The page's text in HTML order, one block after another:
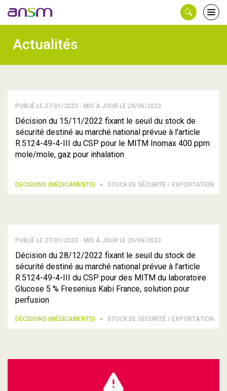
le
Actualités
PUBLIÉ LE 27/01/2023 - MIS À JOUR LE 29/06/2023
Décision du 15/11/2022 fixant le seuil du stock de
sécurité destiné au marché national prévue à l'article
R.5124-49-4-III du CSP pour le MITM Inomax 400 ppm
mole/mole, gaz pour inhalation
DÉCISIONS (MÉDICAMENTS) STOCK DE SÉCURITÉ / EXPORTATION
PUBLIÉ LE 27/01/2023 - MIS À JOUR LE 29/06/2023
Décision du 28/12/2022 fixant le seuil du stock de
sécurité destiné au marché national prévue à l'article
R.5124-49-4-III du CSP pour des MITM du laboratoire
Glucose 5 % Fresenius Kabi France, solution pour
perfusion
DÉCISIONS (MÉDICAMENTS) STOCK DE SÉCURITÉ / EXPORTATION